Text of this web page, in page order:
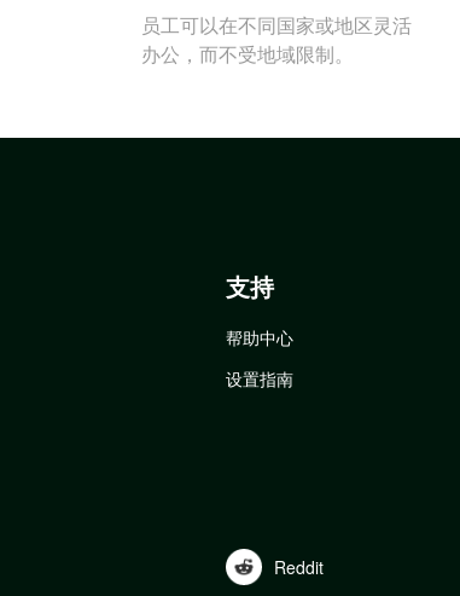
员工可以在不同国家或地区灵活
办公，而不受地域限制。
支持
帮助中心
设置指南
Reddit